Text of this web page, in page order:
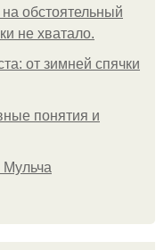
обстоятельный
не хватало.
от зимней спячки
понятия и
Мульча